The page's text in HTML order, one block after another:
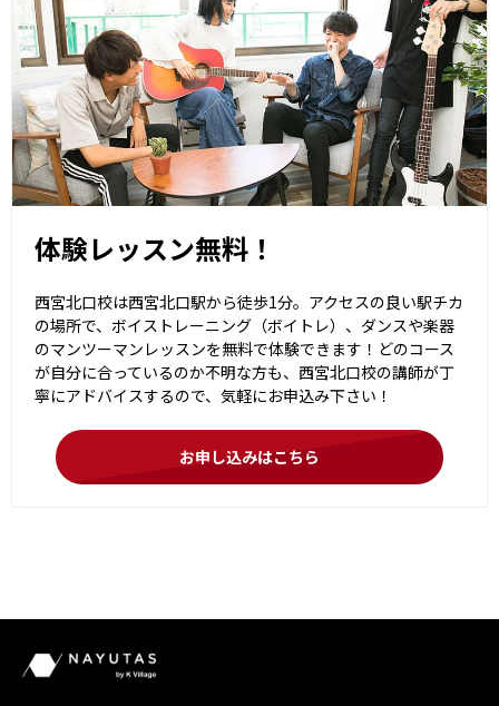
体験レッスン無料！
西宮北口校は西宮北口駅から徒歩1分。アクセスの良い駅チカ
の場所で、ボイストレーニング（ボイトレ）、ダンスや楽器
のマンツーマンレッスンを無料で体験できます！どのコース
が自分に合っているのか不明な方も、西宮北口校の講師が丁
寧にアドバイスするので、気軽にお申込み下さい！
お申し込みはこちら